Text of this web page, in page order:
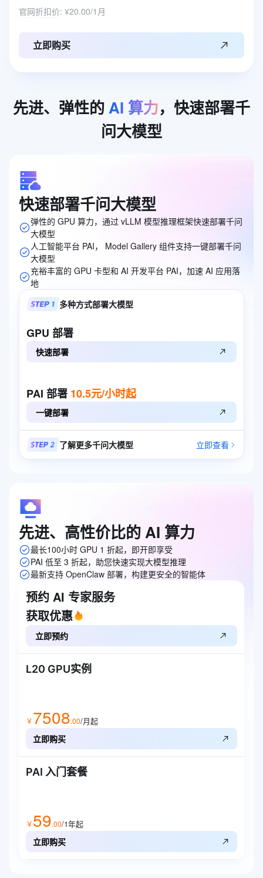
官网折扣价: ¥20.00/1月
立即购买
先进、弹性的AI 算力，快速部署千
问大模型
快速部署千问大模型
弹性的 GPU 算力，通过 vLLM 模型推理框架快速部署千问
大模型
人工智能平台 PAI， Model Gallery 组件支持一键部署千问
大模型
充裕丰富的 GPU 卡型和 AI 开发平台 PAI，加速 AI 应用落
地
多种方式部署大模型
GPU 部署
快速部署
PAI 部署 10.5元/小时起
一键部署
了解更多千问大模型 立即查看
先进、高性价比的AI 算力
最长100小时 GPU 1 折起，即开即享受
PAI 低至 3 折起，助您快速实现大模型推理
最新支持 OpenClaw 部署，构建更安全的智能体
预约 AI 专家服务
获取优惠
立即预约
L20 GPU实例
￥7508.00/月起
立即购买
PAI 入门套餐
￥59.00/1年起
立即购买